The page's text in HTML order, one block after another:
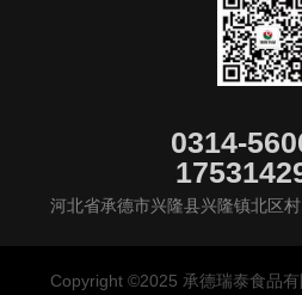
0314-
河北省承德市兴隆县兴隆镇北区
Copyright ©2025 承德瑞泰食品有